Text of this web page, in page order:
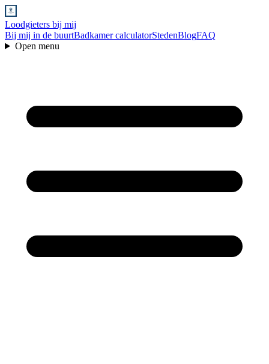
Loodgieters bij mij
Bij mij in de buurtBadkamer calculatorStedenBlogFAQ
Open menu